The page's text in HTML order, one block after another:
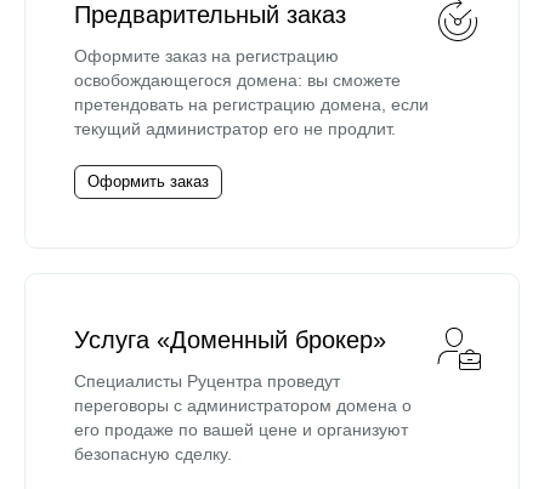
Предварительный заказ
Оформите заказ на регистрацию
освобождающегося домена: вы сможете
претендовать на регистрацию домена, если
текущий администратор его не продлит.
Оформить заказ
Услуга «Доменный брокер»
Специалисты Руцентра проведут
переговоры с администратором домена о
его продаже по вашей цене и организуют
безопасную сделку.